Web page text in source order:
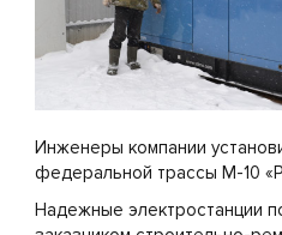
Инженеры компании
федеральной трассы М-10
Надежные электростанции